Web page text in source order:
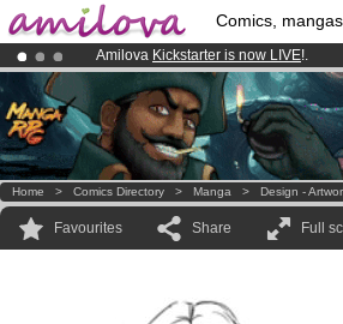
Comics,
Amilova Kickstarter is now LIVE!.
Premium membership from3.95
Already 100000membersand 1000
Home > Comics Directory > Manga > Design -
Favourites Share Full